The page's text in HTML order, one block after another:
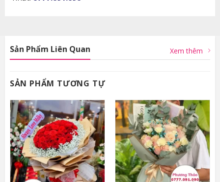
Sản Phẩm Liên Quan Xem thêm
SẢN PHẨM TƯƠNG TỰ